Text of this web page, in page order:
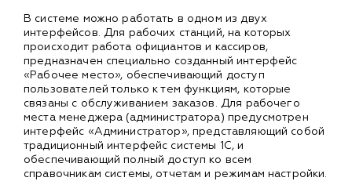
В системе можно работать в одном из двух
интерфейсов. Для рабочих станций, на которых
происходит работа официантов и кассиров,
предназначен специально созданный интерфейс
«Рабочее место», обеспечивающий доступ
пользователей только к тем функциям, которые
связаны с обслуживанием заказов. Для рабочего
места менеджера (администратора) предусмотрен
интерфейс «Администратор», представляющий собой
традиционный интерфейс системы 1С, и
обеспечивающий полный доступ ко всем
справочникам системы, отчетам и режимам настройки.